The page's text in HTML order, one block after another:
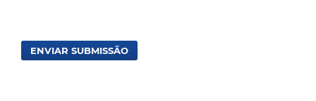
ENVIAR SUBMISSÃO